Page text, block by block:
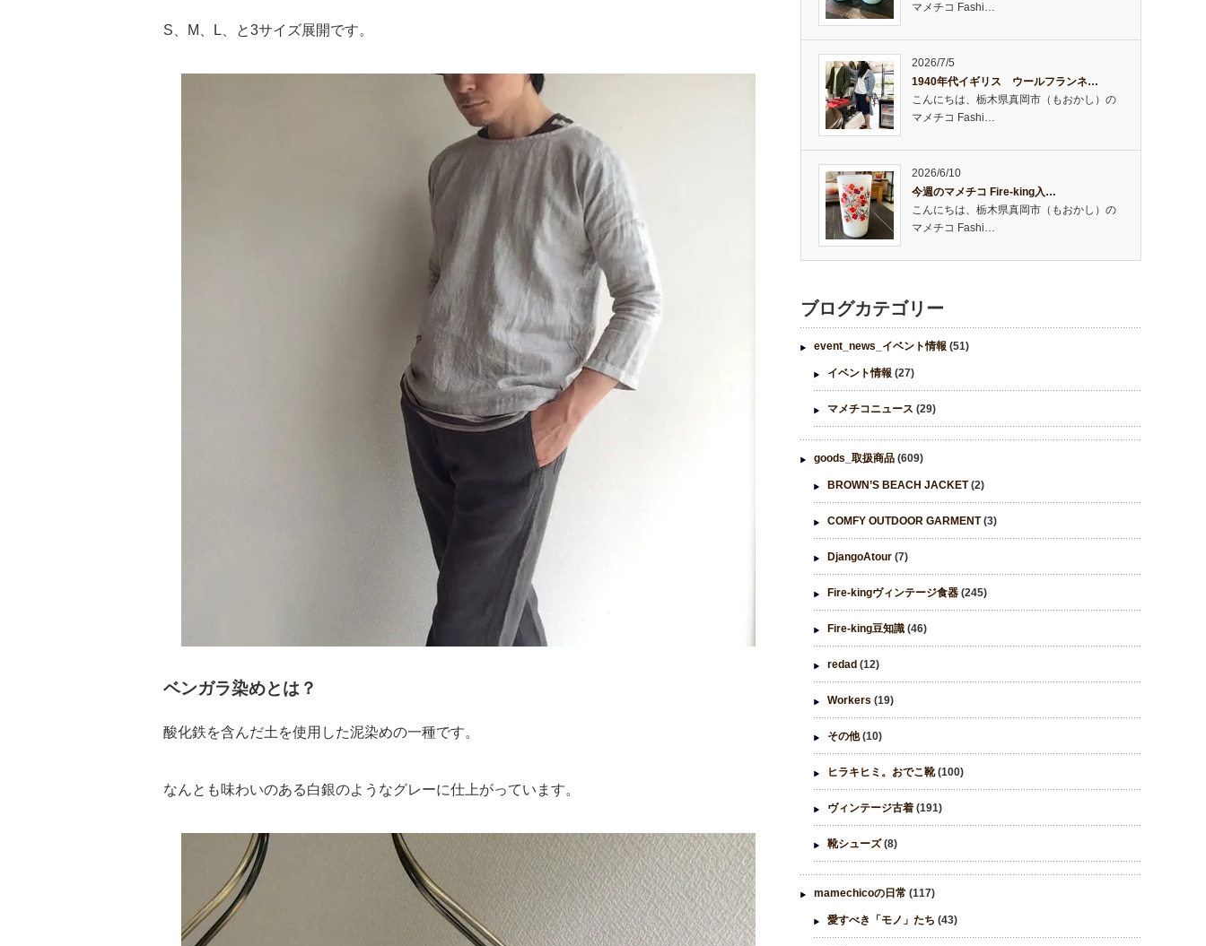
S、M、L、と3サイズ展開です。
ベンガラ染めとは？
酸化鉄を含んだ土を使用した泥染めの一種です。
なんとも味わいのある白銀のようなグレーに仕上がっています。
マメチコ Fashi…
2026/7/5
1940年代イギリス ウールフランネ…
こんにちは、栃木県真岡市（もおかし）の
マメチコ Fashi…
2026/6/10
今週のマメチコ Fire-king入…
こんにちは、栃木県真岡市（もおかし）の
マメチコ Fashi…
ブログカテゴリー
event_news_イベント情報 (51)
イベント情報 (27)
マメチコニュース (29)
goods_取扱商品 (609)
BROWN’S BEACH JACKET(2)
COMFY OUTDOOR GARMENT(3)
DjangoAtour (7)
Fire-kingヴィンテージ食器 (245)
Fire-king豆知識 (46)
redad (12)
Workers (19)
その他(10)
ヒラキヒミ。おでこ靴(100)
ヴィンテージ古着 (191)
靴シューズ(8)
mamechicoの日常 (117)
愛すべき「モノ」たち (43)